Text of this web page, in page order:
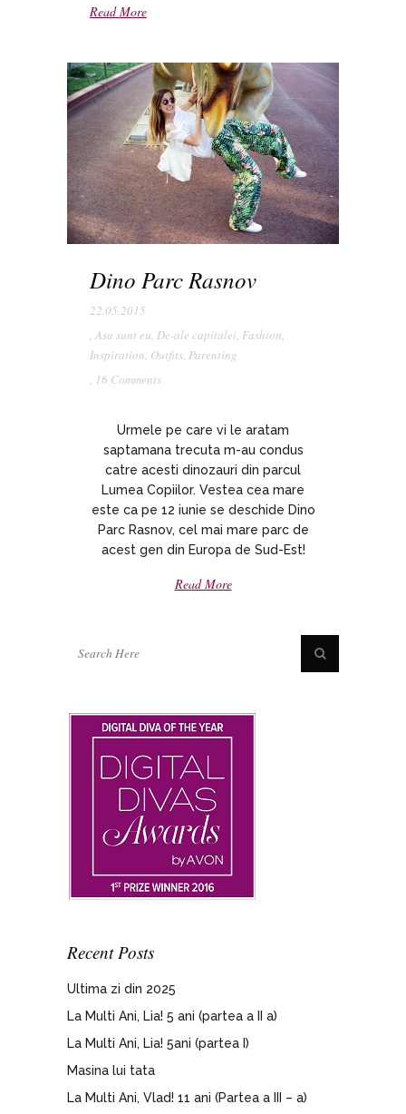
Read More
Dino Parc Rasnov
22.05.2015
, Asa sunt eu, De-ale capitalei, Fashion,
Inspiration, Outfits, Parenting
, 16 Comments
Urmele pe care vi le aratam
saptamana trecuta m-au condus
catre acesti dinozauri din parcul
Lumea Copiilor. Vestea cea mare
este ca pe 12 iunie se deschide Dino
Parc Rasnov, cel mai mare parc de
acest gen din Europa de Sud-Est!
Read More
Recent Posts
Ultima zi din 2025
La Multi Ani, Lia! 5 ani (partea a II a)
La Multi Ani, Lia! 5ani (partea I)
Masina lui tata
La Multi Ani, Vlad! 11 ani (Partea a III – a)